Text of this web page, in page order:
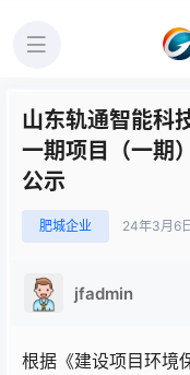
山东轨通智能科
一期项目（一期
公示
肥城企业 24年3月6日
jfadmin
根据《建设项目环境